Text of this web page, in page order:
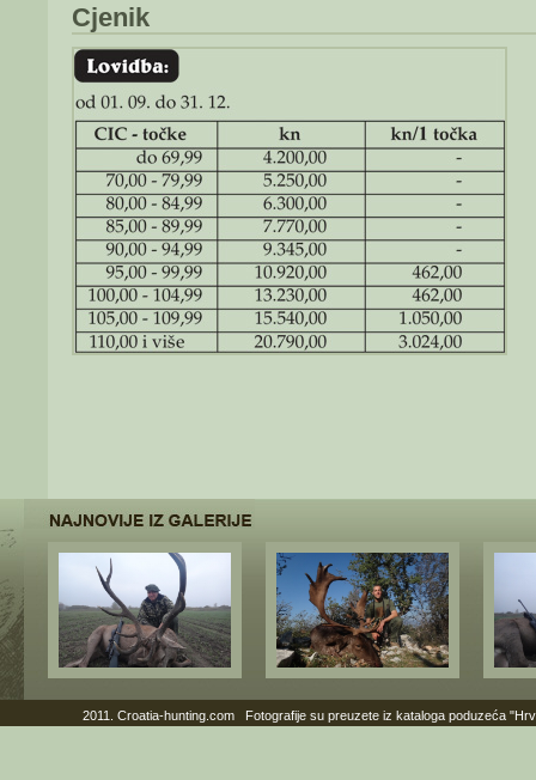
Cjenik
2011. Croatia-hunting.com Fotografije su preuzete iz kataloga poduzeća